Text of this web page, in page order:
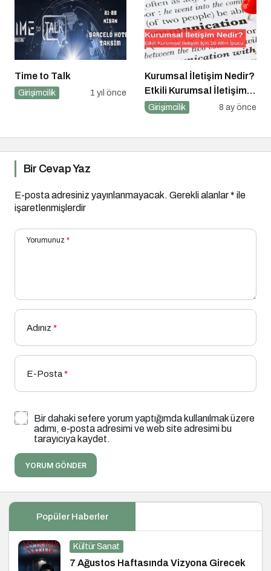
Time to Talk
Girişimcilik 1 yıl önce
Kurumsal İletişim Nedir?
Etkili Kurumsal İletişim
İçin 10 Altın İpucu
Girişimcilik 8 ay önce
Bir Cevap Yaz
E-posta adresiniz yayınlanmayacak. Gerekli alanlar* ile
işaretlenmişlerdir
Yorumunuz *
Adınız *
E-Posta*
Bir dahaki sefere yorum yaptığımda kullanılmak üzere
adımı, e-posta adresimi ve web site adresimi bu
tarayıcıya kaydet.
YORUM GÖNDER
Popüler Haberler
Kültür Sanat
7 Ağustos Haftasında Vizyona Girecek